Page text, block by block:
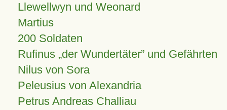
Llewellwyn und Weonard
Martius
200 Soldaten
Rufinus „der Wundertäter” und Gefährten
Nilus von Sora
Peleusius von Alexandria
Petrus Andreas Challiau